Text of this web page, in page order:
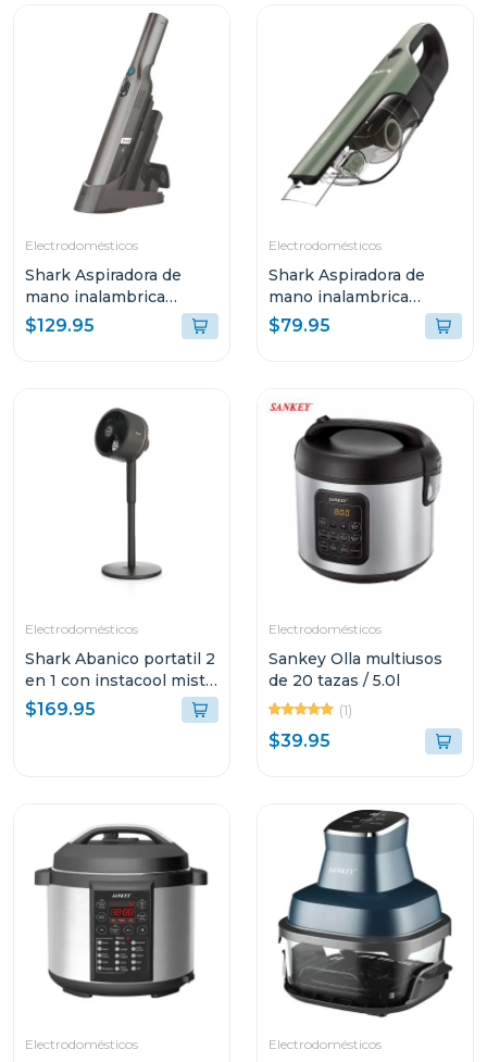
Electrodomésticos
Shark Aspiradora de
mano inalambrica
wandvac 201
$129.95
Electrodomésticos
Shark Aspiradora de
mano inalambrica
ultracyclonepro con
recipiente xl
$79.95
Electrodomésticos
Shark Abanico portatil 2
en 1 con instacool mist
flexbreeze fa222
$169.95
Electrodomésticos
Sankey Olla multiusos
de 20 tazas / 5.0l
(1)
$39.95
Electrodomésticos Electrodomésticos